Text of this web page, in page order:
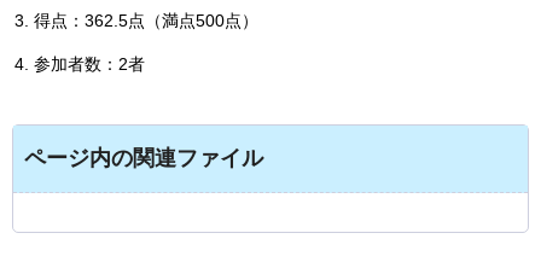
得点：362.5点（満点500点）
参加者数：2者
ページ内の関連ファイル